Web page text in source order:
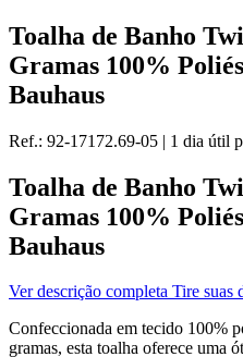
Toalha de Banho
Gramas 100%
Bauhaus
Ref.: 92-17172.69-05 | 1 dia útil
Toalha de Banho
Gramas 100%
Bauhaus
Ver descrição completa Tire suas
Confeccionada em tecido 100%
gramas, esta toalha oferece uma